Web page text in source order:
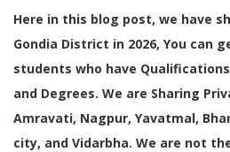
Here in this blog post, we have
Gondia District in 2026, You can
students who have
and Degrees. We are Sharing
Amravati, Nagpur, Yavatmal,
city, and Vidarbha. We are not